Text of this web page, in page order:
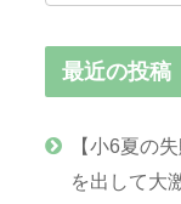
最近の投稿
【小6夏の
を出して大